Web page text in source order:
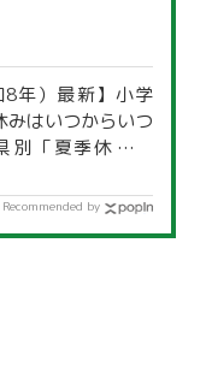
8年）最新】小学
みはいつからいつ
「夏季休暇一
Recommended by